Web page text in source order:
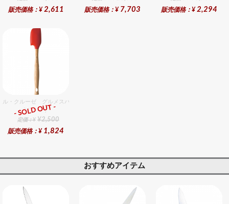
販売価格：¥ 2,611 販売価格：¥ 7,703 販売価格：¥ 2,294
ル・クルーゼ グルメスパチュラVS （M）チェリーレッド
総合ﾗﾝｷﾝｸﾞ
定価：¥ ¥2,500
販売価格：¥ 1,824
- SOLD OUT -
おすすめアイテム